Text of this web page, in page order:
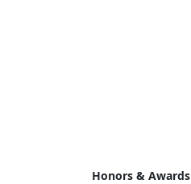
Honors & Awards